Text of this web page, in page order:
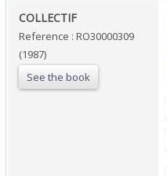
‎COLLECTIF‎
Reference : RO30000309
(1987)
See the book